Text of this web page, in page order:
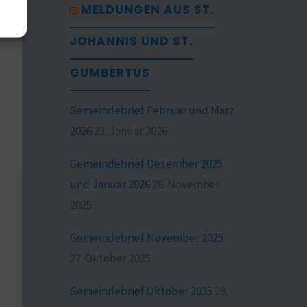
MELDUNGEN AUS ST.
JOHANNIS UND ST.
GUMBERTUS
Gemeindebrief Februar und März
202623. Januar 2026
Gemeindebrief Dezember 2025
und Januar 202626. November
2025
Gemeindebrief November 2025
27. Oktober 2025
Gemeindebrief Oktober 2025 29.